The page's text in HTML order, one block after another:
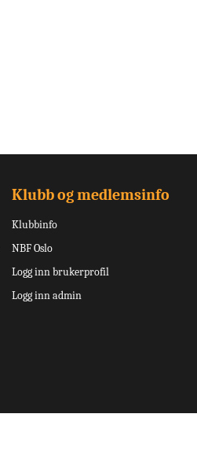
Klubb og medlemsinfo
Klubbinfo
NBF Oslo
Logg inn brukerprofil
Logg inn admin